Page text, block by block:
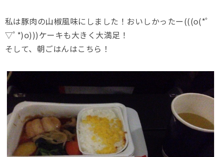
私は豚肉の山椒風味にしました！おいしかったー(((o(*ﾟ
▽ﾟ*)o)))ケーキも大きく大満足！
そして、朝ごはんはこちら！